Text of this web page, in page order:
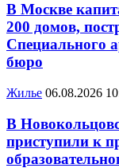
В Москве
200 домов,
Специального
бюро
Жилье 06.08.2026
В
приступили к